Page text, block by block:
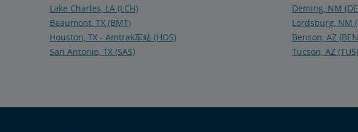
Lake Charles, LA (LCH)
Beaumont, TX (BMT)
Houston, TX - Amtrak车站 (HOS)
San Antonio, TX (SAS)
Deming, NM
Lordsburg, NM
Benson, AZ
Tucson, AZ (TUS)